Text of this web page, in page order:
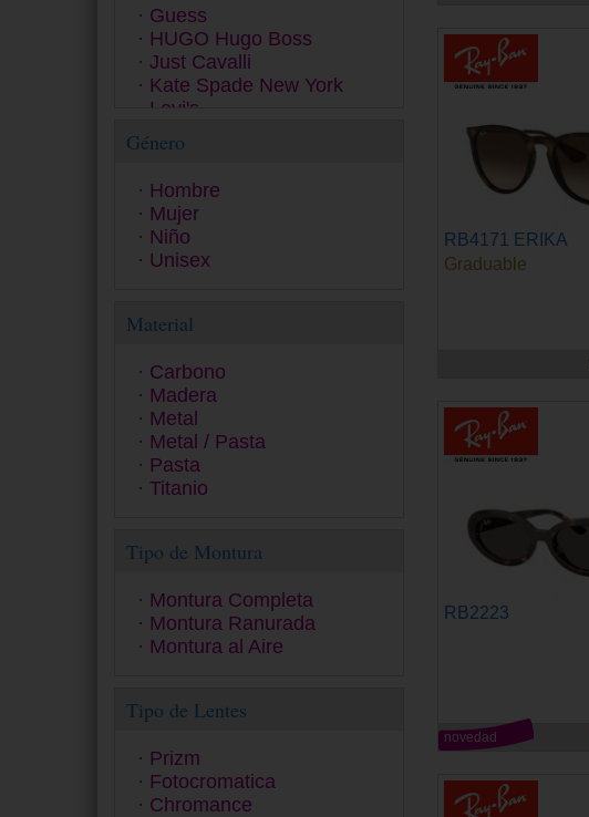
Guess
HUGO Hugo Boss
Just Cavalli
Kate Spade New York
Levi's
Marc Jacobs
Michael Kors
Missoni
Moschino
Oakley
Persol
Polaroid Ancillaries
Polaroid Sunglasses
Police
Polo Ralph Lauren
Prada
Prada Linea Rossa
Ralph
Seventh Street
Swarovski
Tom Ford
Tommy Hilfiger
Versace
Yalea
Zadig&Voltaire
Género
Hombre
Mujer
Niño
Unisex
Material
Carbono
Madera
Metal
Metal / Pasta
Pasta
Titanio
Tipo de Montura
Montura Completa
Montura Ranurada
Montura al Aire
Tipo de Lentes
Prizm
Fotocromatica
Chromance
RB4171 ERIKA
Graduable
RB2223
novedad